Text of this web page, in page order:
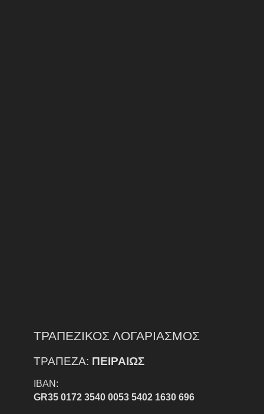
ΤΡΑΠΕΖΙΚΟΣ ΛΟΓΑΡΙΑΣΜΟΣ
ΤΡΑΠΕΖΑ: ΠΕΙΡΑΙΩΣ
IBAN:
GR35 0172 3540 0053 5402 1630 696